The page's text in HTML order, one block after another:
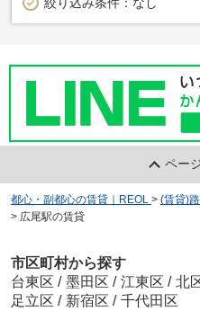
ペー
都心・副都心の賃貸｜REOL > (賃貸)
> 広尾駅の賃貸
市区町村から探す
台東区 / 墨田区 / 江東区 / 北
足立区 / 新宿区 / 千代田区